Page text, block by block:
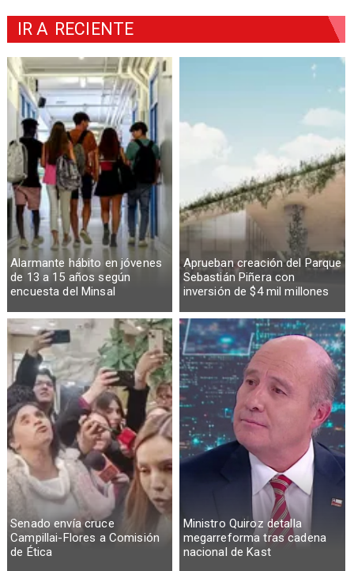
Alarmante hábito en jóvenes
de 13 a 15 años según
encuesta del Minsal
Aprueban creación del Parque
Sebastián Piñera con
inversión de $4 mil millones
Senado envía cruce
Campillai-Flores a Comisión
de Ética
Ministro Quiroz detalla
megarreforma tras cadena
nacional de Kast
IR A RECIENTE